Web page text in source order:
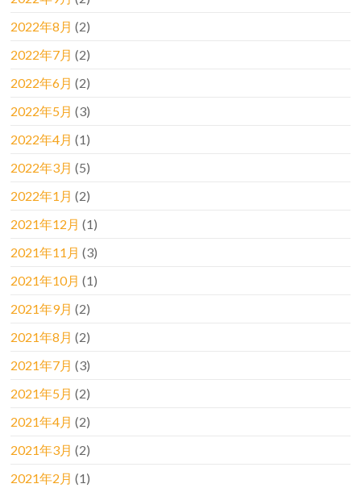
2022年8月 (2)
2022年7月 (2)
2022年6月 (2)
2022年5月 (3)
2022年4月 (1)
2022年3月 (5)
2022年1月 (2)
2021年12月 (1)
2021年11月 (3)
2021年10月 (1)
2021年9月 (2)
2021年8月 (2)
2021年7月 (3)
2021年5月 (2)
2021年4月 (2)
2021年3月 (2)
2021年2月 (1)